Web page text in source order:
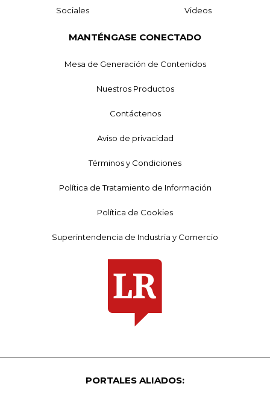
Sociales Videos
MANTÉNGASE CONECTADO
Mesa de Generación de Contenidos
Nuestros Productos
Contáctenos
Aviso de privacidad
Términos y Condiciones
Política de Tratamiento de Información
Política de Cookies
Superintendencia de Industria y Comercio
PORTALES ALIADOS: